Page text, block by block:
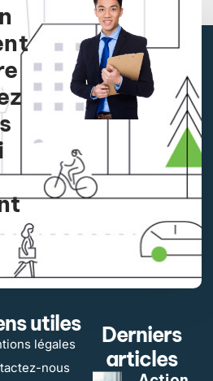
utiles
légales
nous
Derniers
articles